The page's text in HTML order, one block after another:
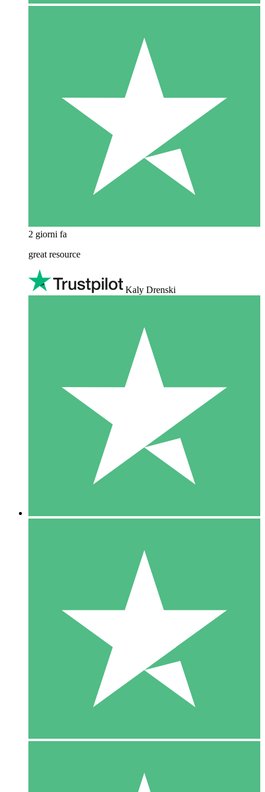
2 giorni fa
great resource
Kaly Drenski